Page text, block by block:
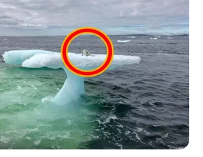
PROMO TERBATAS!
MOBIL IMPIAN
MOBIL
DP
ANGSURAN 1X